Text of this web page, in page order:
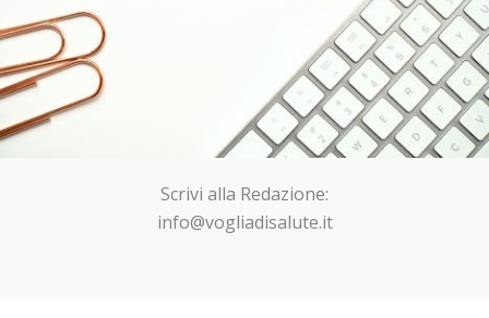
Scrivi alla Redazione:
info@vogliadisalute.it